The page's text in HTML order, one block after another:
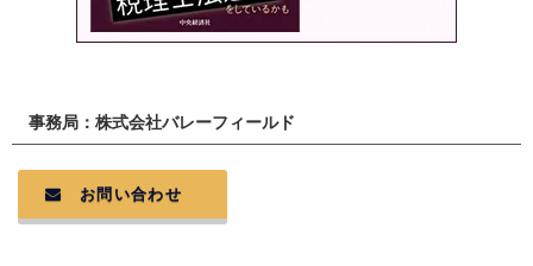
事務局：株式会社バレーフィールド
お問い合わせ